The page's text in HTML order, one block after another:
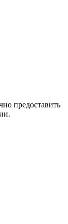
предоставить